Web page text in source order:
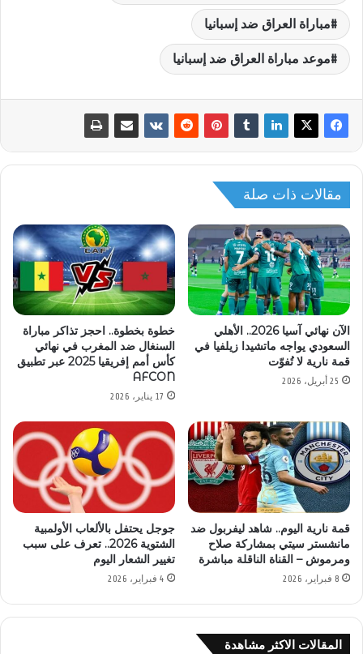
مباراة العراق ضد إسبانيا
موعد مباراة العراق ضد إسبانيا
مقالات ذات صلة
الآن نهائي آسيا 2026.. الأهلي
السعودي يواجه ماتشيدا زيلفيا في
قمة نارية لا تُفوّت
25 أبريل، 2026
خطوة بخطوة.. احجز تذاكر مباراة
السنغال ضد المغرب في نهائي
كأس أمم إفريقيا 2025 عبر تطبيق
AFCON
17 يناير، 2026
قمة نارية اليوم.. شاهد ليفربول ضد
مانشستر سيتي بمشاركة صلاح
ومرموش – القناة الناقلة مباشرة
8 فبراير، 2026
جوجل يحتفل بالألعاب الأولمبية
الشتوية 2026.. تعرف على سبب
تغيير الشعار اليوم
4 فبراير، 2026
المقالات الاكثر مشاهدة